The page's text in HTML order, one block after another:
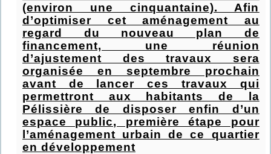
(environ une cinquantaine). Afin
d’optimiser cet aménagement au
regard du nouveau plan de
financement, une réunion
d’ajustement des travaux sera
organisée en septembre prochain
avant de lancer ces travaux qui
permettront aux habitants de la
Pélissière de disposer enfin d’un
espace public, première étape pour
l’aménagement urbain de ce quartier
en développement